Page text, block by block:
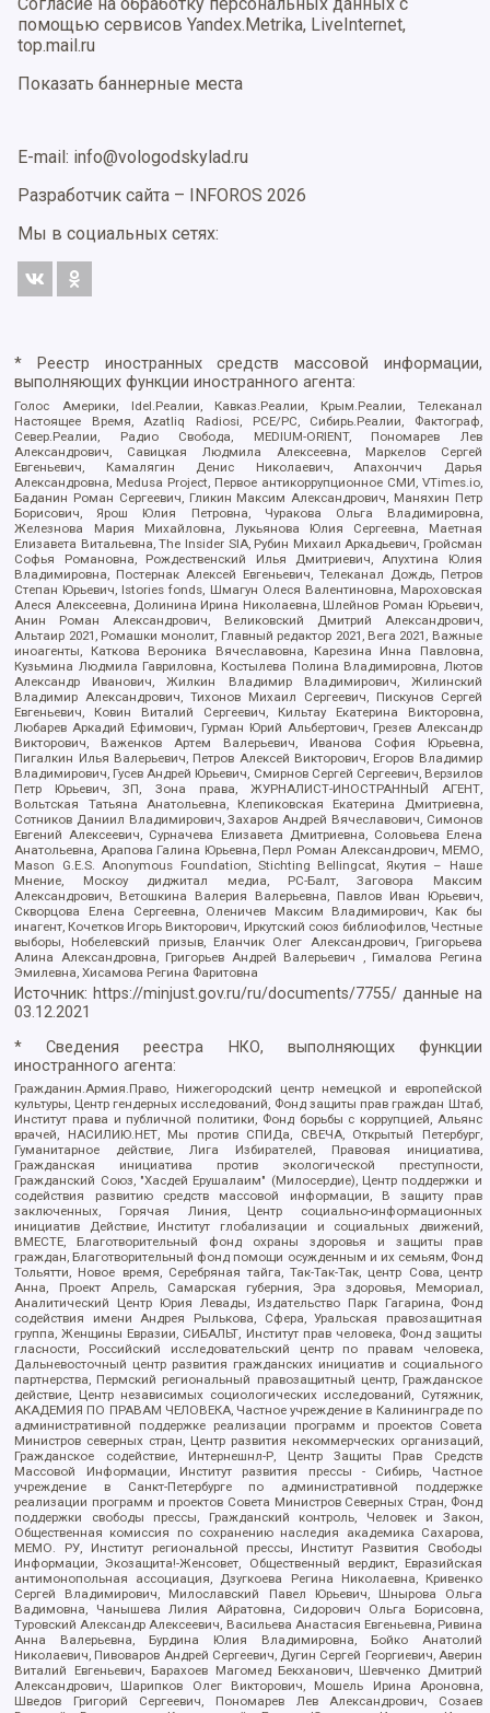
помощью сервисов Yandex.Metrika, LiveInternet,
top.mail.ru
Показать баннерные места
E-mail: info@vologodskylad.ru
Разработчик сайта – INFOROS 2026
Мы в социальных сетях:
* Реестр иностранных средств массовой информации,
выполняющих функции иностранного агента:
Голос Америки, Idel.Реалии, Кавказ.Реалии, Крым.Реалии, Телеканал
Настоящее Время, Azatliq Radiosi, PCE/PC, Сибирь.Реалии, Фактограф,
Север.Реалии, Радио Свобода, MEDIUM-ORIENT, Пономарев Лев
Александрович, Савицкая Людмила Алексеевна, Маркелов Сергей
Евгеньевич, Камалягин Денис Николаевич, Апахончич Дарья
Александровна, Medusa Project, Первое антикоррупционное СМИ, VTimes.io,
Баданин Роман Сергеевич, Гликин Максим Александрович, Маняхин Петр
Борисович, Ярош Юлия Петровна, Чуракова Ольга Владимировна,
Железнова Мария Михайловна, Лукьянова Юлия Сергеевна, Маетная
Елизавета Витальевна, The Insider SIA, Рубин Михаил Аркадьевич, Гройсман
Софья Романовна, Рождественский Илья Дмитриевич, Апухтина Юлия
Владимировна, Постернак Алексей Евгеньевич, Телеканал Дождь, Петров
Степан Юрьевич, Istories fonds, Шмагун Олеся Валентиновна, Мароховская
Алеся Алексеевна, Долинина Ирина Николаевна, Шлейнов Роман Юрьевич,
Анин Роман Александрович, Великовский Дмитрий Александрович,
Альтаир 2021, Ромашки монолит, Главный редактор 2021, Вега 2021, Важные
иноагенты, Каткова Вероника Вячеславовна, Карезина Инна Павловна,
Кузьмина Людмила Гавриловна, Костылева Полина Владимировна, Лютов
Александр Иванович, Жилкин Владимир Владимирович, Жилинский
Владимир Александрович, Тихонов Михаил Сергеевич, Пискунов Сергей
Евгеньевич, Ковин Виталий Сергеевич, Кильтау Екатерина Викторовна,
Любарев Аркадий Ефимович, Гурман Юрий Альбертович, Грезев Александр
Викторович, Важенков Артем Валерьевич, Иванова София Юрьевна,
Пигалкин Илья Валерьевич, Петров Алексей Викторович, Егоров Владимир
Владимирович, Гусев Андрей Юрьевич, Смирнов Сергей Сергеевич, Верзилов
Петр Юрьевич, ЗП, Зона права, ЖУРНАЛИСТ-ИНОСТРАННЫЙ АГЕНТ,
Вольтская Татьяна Анатольевна, Клепиковская Екатерина Дмитриевна,
Сотников Даниил Владимирович, Захаров Андрей Вячеславович, Симонов
Евгений Алексеевич, Сурначева Елизавета Дмитриевна, Соловьева Елена
Анатольевна, Арапова Галина Юрьевна, Перл Роман Александрович, МЕМО,
Mason G.E.S. Anonymous Foundation, Stichting Bellingcat, Якутия – Наше
Мнение, Москоу диджитал медиа, РС-Балт, Заговора Максим
Александрович, Ветошкина Валерия Валерьевна, Павлов Иван Юрьевич,
Скворцова Елена Сергеевна, Оленичев Максим Владимирович, Как бы
инагент, Кочетков Игорь Викторович, Иркутский союз библиофилов, Честные
выборы, Нобелевский призыв, Еланчик Олег Александрович, Григорьева
Алина Александровна, Григорьев Андрей Валерьевич , Гималова Регина
Эмилевна, Хисамова Регина Фаритовна
Источник: https://minjust.gov.ru/ru/documents/7755/ данные на
03.12.2021
* Сведения реестра НКО, выполняющих функции
иностранного агента:
Гражданин.Армия.Право, Нижегородский центр немецкой и европейской
культуры, Центр гендерных исследований, Фонд защиты прав граждан Штаб,
Институт права и публичной политики, Фонд борьбы с коррупцией, Альянс
врачей, НАСИЛИЮ.НЕТ, Мы против СПИДа, СВЕЧА, Открытый Петербург,
Гуманитарное действие, Лига Избирателей, Правовая инициатива,
Гражданская инициатива против экологической преступности,
Гражданский Союз, "Хасдей Ерушалаим" (Милосердие), Центр поддержки и
содействия развитию средств массовой информации, В защиту прав
заключенных, Горячая Линия, Центр социально-информационных
инициатив Действие, Институт глобализации и социальных движений,
ВМЕСТЕ, Благотворительный фонд охраны здоровья и защиты прав
граждан, Благотворительный фонд помощи осужденным и их семьям, Фонд
Тольятти, Новое время, Серебряная тайга, Так-Так-Так, центр Сова, центр
Анна, Проект Апрель, Самарская губерния, Эра здоровья, Мемориал,
Аналитический Центр Юрия Левады, Издательство Парк Гагарина, Фонд
содействия имени Андрея Рылькова, Сфера, Уральская правозащитная
группа, Женщины Евразии, СИБАЛЬТ, Институт прав человека, Фонд защиты
гласности, Российский исследовательский центр по правам человека,
Дальневосточный центр развития гражданских инициатив и социального
партнерства, Пермский региональный правозащитный центр, Гражданское
действие, Центр независимых социологических исследований, Сутяжник,
АКАДЕМИЯ ПО ПРАВАМ ЧЕЛОВЕКА, Частное учреждение в Калининграде по
административной поддержке реализации программ и проектов Совета
Министров северных стран, Центр развития некоммерческих организаций,
Гражданское содействие, Интернешнл-Р, Центр Защиты Прав Средств
Массовой Информации, Институт развития прессы - Сибирь, Частное
учреждение в Санкт-Петербурге по административной поддержке
реализации программ и проектов Совета Министров Северных Стран, Фонд
поддержки свободы прессы, Гражданский контроль, Человек и Закон,
Общественная комиссия по сохранению наследия академика Сахарова,
МЕМО. РУ, Институт региональной прессы, Институт Развития Свободы
Информации, Экозащита!-Женсовет, Общественный вердикт, Евразийская
антимонопольная ассоциация, Дзугкоева Регина Николаевна, Кривенко
Сергей Владимирович, Милославский Павел Юрьевич, Шнырова Ольга
Вадимовна, Чанышева Лилия Айратовна, Сидорович Ольга Борисовна,
Туровский Александр Алексеевич, Васильева Анастасия Евгеньевна, Ривина
Анна Валерьевна, Бурдина Юлия Владимировна, Бойко Анатолий
Николаевич, Пивоваров Андрей Сергеевич, Дугин Сергей Георгиевич, Аверин
Виталий Евгеньевич, Барахоев Магомед Бекханович, Шевченко Дмитрий
Александрович, Шарипков Олег Викторович, Мошель Ирина Ароновна,
Шведов Григорий Сергеевич, Пономарев Лев Александрович, Созаев